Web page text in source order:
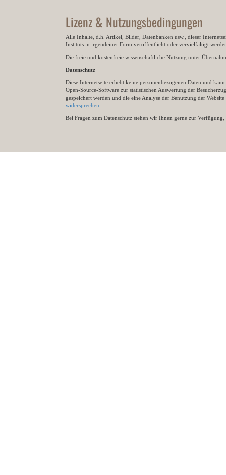
Lizenz & Nutzungsbedingungen
Alle Inhalte, d.h. Artikel, Bilder, Datenbanken usw., dieser
Instituts in irgendeiner Form veröffentlicht oder vervielfältigt
Die freie und kostenfreie wissenschaftliche Nutzung unter
Datenschutz
Diese Internetseite erhebt keine personenbezogenen Daten und
Open-Source-Software zur statistischen Auswertung der
gespeichert werden und die eine Analyse der Benutzung der
widersprechen
Bei Fragen zum Datenschutz stehen wir Ihnen gerne zur